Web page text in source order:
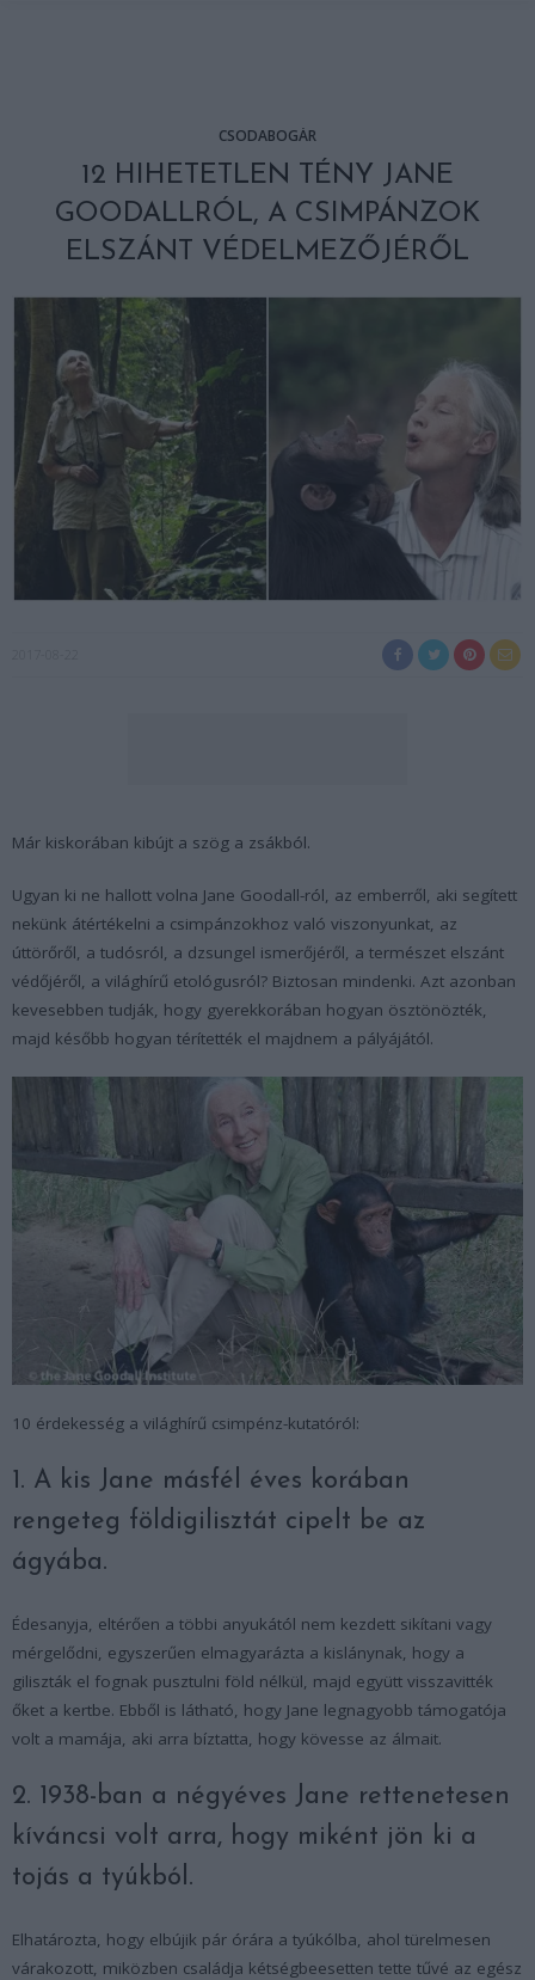
CSODABOGÁR
12 HIHETETLEN TÉNY JANE
GOODALLRÓL, A CSIMPÁNZOK
ELSZÁNT VÉDELMEZŐJÉRŐL
Már kiskorában kibújt a szög a zsákból.
Ugyan ki ne hallott volna Jane Goodall-ról, az emberről, aki segített
nekünk átértékelni a csimpánzokhoz való viszonyunkat, az
úttörőről, a tudósról, a dzsungel ismerőjéről, a természet elszánt
védőjéről, a világhírű etológusról? Biztosan mindenki. Azt azonban
kevesebben tudják, hogy gyerekkorában hogyan ösztönözték,
majd később hogyan térítették el majdnem a pályájától.
10 érdekesség a világhírű csimpénz-kutatóról:
1. A kis Jane másfél éves korában
rengeteg földigilisztát cipelt be az
ágyába.
Édesanyja, eltérően a többi anyukától nem kezdett sikítani vagy
mérgelődni, egyszerűen elmagyarázta a kislánynak, hogy a
giliszták el fognak pusztulni föld nélkül, majd együtt visszavitték
őket a kertbe. Ebből is látható, hogy Jane legnagyobb támogatója
volt a mamája, aki arra bíztatta, hogy kövesse az álmait.
2. 1938-ban a négyéves Jane rettenetesen
kíváncsi volt arra, hogy miként jön ki a
tojás a tyúkból.
Elhatározta, hogy elbújik pár órára a tyúkólba, ahol türelmesen
várakozott, miközben családja kétségbeesetten tette tűvé az egész